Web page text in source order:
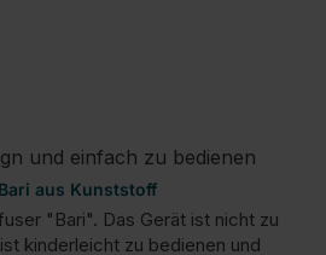
und einfach zu bedienen
aus Kunststoff
"Bari". Das Gerät ist nicht zu
kinderleicht zu bedienen und